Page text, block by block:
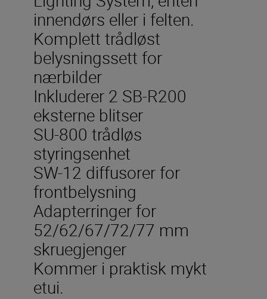
innendørs eller i felten.
Komplett trådløst
belysningssett for
nærbilder
Inkluderer 2 SB-R200
eksterne blitser
SU-800 trådløs
styringsenhet
SW-12 diffusorer for
frontbelysning
Adapterringer for
52/62/67/72/77 mm
skruegjenger
Kommer i praktisk mykt
etui.